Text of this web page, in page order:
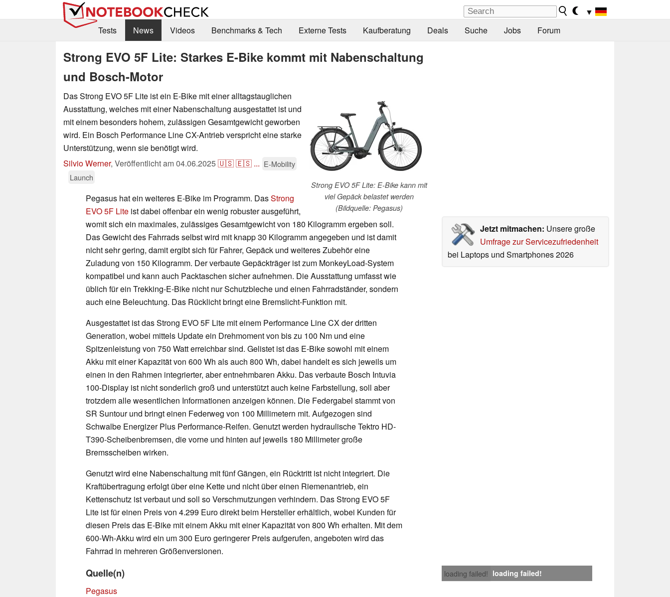
▼
Tests
News Videos Benchmarks & Tech Externe Tests Kaufberatung Deals Suche Jobs Forum
Strong EVO 5F Lite: Starkes E-Bike kommt mit Nabenschaltung
und Bosch-Motor
Strong EVO 5F Lite: E-Bike kann mit
viel Gepäck belastet werden
(Bildquelle: Pegasus)
Das Strong EVO 5F Lite ist ein E-Bike mit einer alltagstauglichen
Ausstattung, welches mit einer Nabenschaltung ausgestattet ist und
mit einem besonders hohem, zulässigen Gesamtgewicht geworben
wird. Ein Bosch Performance Line CX-Antrieb verspricht eine starke
Unterstützung, wenn sie benötigt wird.
Silvio Werner, Veröffentlicht am04.06.2025🇺🇸🇪🇸 ... E-Mobility
Launch
Jetzt mitmachen: Unsere große
Umfrage zur Servicezufriedenheit
bei Laptops und Smartphones 2026
Pegasus hat ein weiteres E-Bike im Programm. DasStrong
EVO 5F Lite ist dabei offenbar ein wenig robuster ausgeführt,
womit sich ein maximales, zulässiges Gesamtgewicht von 180 Kilogramm ergeben soll.
Das Gewicht des Fahrrads selbst wird mit knapp 30 Kilogramm angegeben und ist damit
nicht sehr gering, damit ergibt sich für Fahrer, Gepäck und weiteres Zubehör eine
Zuladung von 150 Kilogramm. Der verbaute Gepäckträger ist zum MonkeyLoad-System
kompatibel und kann auch Packtaschen sicher aufnehmen. Die Ausstattung umfasst wie
üblich für ein Trekking-E-Bike nicht nur Schutzbleche und einen Fahrradständer, sondern
auch eine Beleuchtung. Das Rücklicht bringt eine Bremslicht-Funktion mit.
Ausgestattet ist das Strong EVO 5F Lite mit einem Performance Line CX der dritten
Generation, wobei mittels Update ein Drehmoment von bis zu 100 Nm und eine
Spitzenleistung von 750 Watt erreichbar sind. Gelistet ist das E-Bike sowohl mit einem
Akku mit einer Kapazität von 600 Wh als auch 800 Wh, dabei handelt es sich jeweils um
einen in den Rahmen integrierter, aber entnehmbaren Akku. Das verbaute Bosch Intuvia
100-Display ist nicht sonderlich groß und unterstützt auch keine Farbstellung, soll aber
trotzdem alle wesentlichen Informationen anzeigen können. Die Federgabel stammt von
SR Suntour und bringt einen Federweg von 100 Millimetern mit. Aufgezogen sind
Schwalbe Energizer Plus Performance-Reifen. Genutzt werden hydraulische Tektro HD-
T390-Scheibenbremsen, die vorne und hinten auf jeweils 180 Millimeter große
Bremsscheiben wirken.
Genutzt wird eine Nabenschaltung mit fünf Gängen, ein Rücktritt ist nicht integriert. Die
Kraftübertragung erfolgt über eine Kette und nicht über einen Riemenantrieb, ein
Kettenschutz ist verbaut und soll so Verschmutzungen verhindern. Das Strong EVO 5F
Lite ist für einen Preis von 4.299 Euro direkt beim Hersteller erhältlich, wobei Kunden für
diesen Preis das E-Bike mit einem Akku mit einer Kapazität von 800 Wh erhalten. Mit dem
600-Wh-Akku wird ein um 300 Euro geringerer Preis aufgerufen, angeboten wird das
Fahrrad in mehreren Größenversionen.
loading failed! loading failed!
Quelle(n)
Pegasus